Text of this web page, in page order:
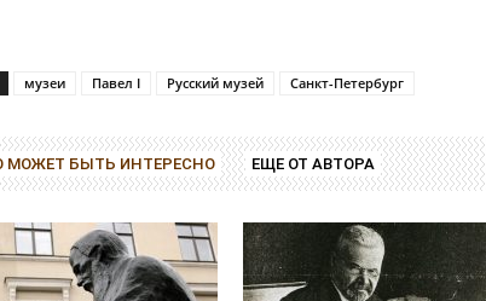
музеи Павел I Русский музей Санкт-Петербург
МОЖЕТ БЫТЬ ИНТЕРЕСНО ЕЩЕ ОТ АВТОРА